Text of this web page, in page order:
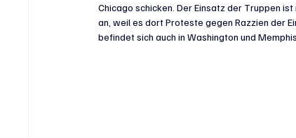
Chicago schicken. Der Einsatz der Truppen
an, weil es dort Proteste gegen Razzien der
befindet sich auch in Washington und Memphis.